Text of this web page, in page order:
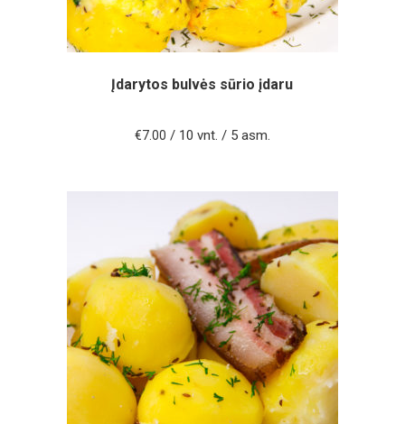
Įdarytos bulvės sūrio įdaru
€7.00 / 10 vnt. / 5 asm.